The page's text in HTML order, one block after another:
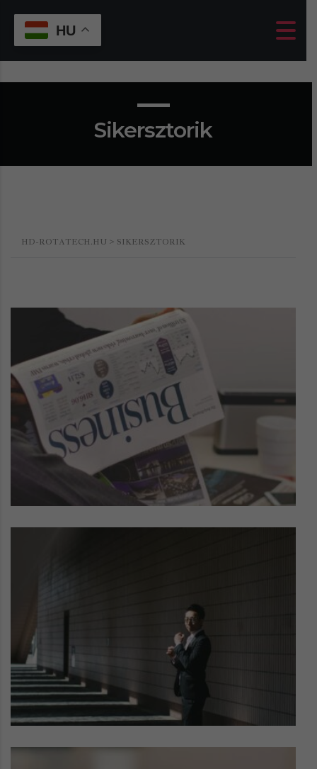
Sikersztorik
HD-ROTATECH.HU > SIKERSZTORIK
HU